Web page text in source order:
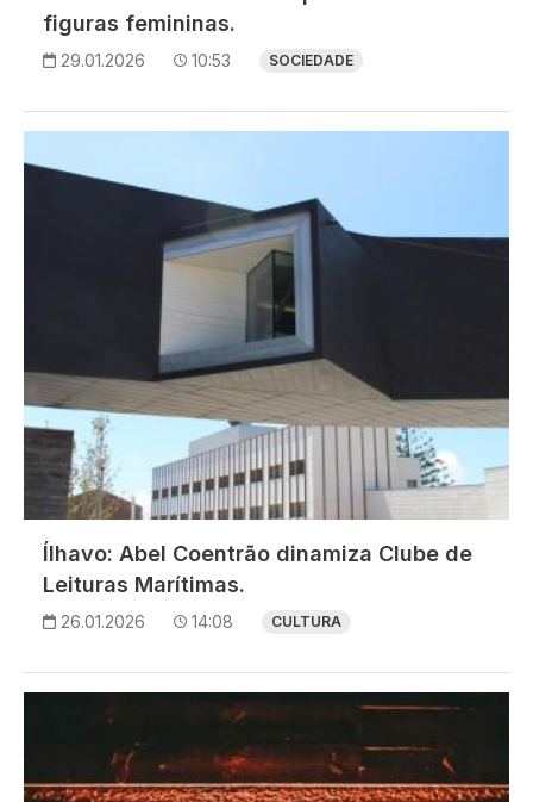
figuras femininas.
29.01.2026 10:53 SOCIEDADE
Ílhavo: Abel Coentrão dinamiza Clube de
Leituras Marítimas.
26.01.2026 14:08 CULTURA